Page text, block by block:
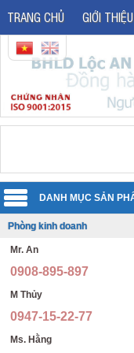
TRANG CHỦ GIỚI THIỆU
Quần áo đồng phục
Đồng phục văn phòng
Đồng phục bảo vệ
Giày bảo hộ lao động
Giày bảo hộ nhập khẩu
Phòng kinh doanh
Mr. An
0908-895-897
M Thủy
0947-15-22-77
Ms. Hằng